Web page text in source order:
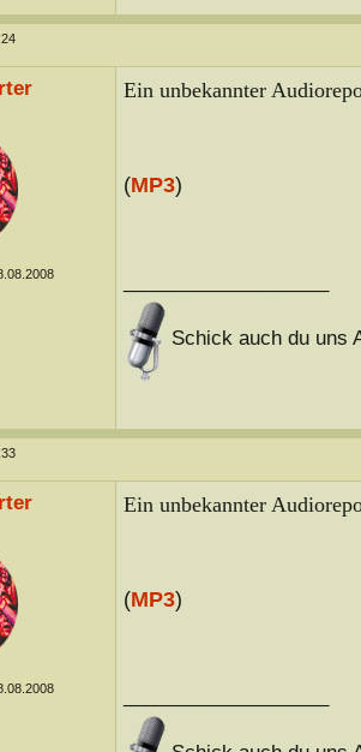
Ein unbekannter
(MP3)
Schick auch du uns
Ein unbekannter
(MP3)